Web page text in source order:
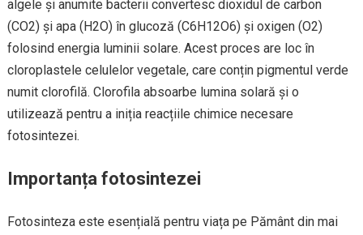
algele și anumite bacterii convertesc dioxidul de carbon
(CO2) și apa (H2O) în glucoză (C6H12O6) și oxigen (O2)
folosind energia luminii solare. Acest proces are loc în
cloroplastele celulelor vegetale, care conțin pigmentul verde
numit clorofilă. Clorofila absoarbe lumina solară și o
utilizează pentru a iniția reacțiile chimice necesare
fotosintezei.
Importanța fotosintezei
Fotosinteza este esențială pentru viața pe Pământ din mai